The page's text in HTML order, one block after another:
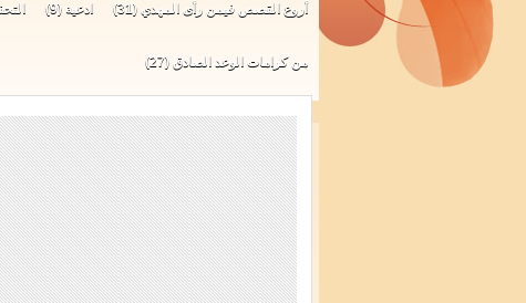
أروع القصص فيمن رأى المهدي (31) ادعية (9)
من كرامات الوعد الصادق (27)